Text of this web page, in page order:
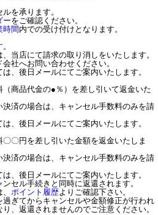
を承ります。
ーをご確認ください。
時間 内での受け付けとなります。
当店にて請求の取り消しをいたします。
社へお問い合わせください。
、後日メールにてご案内いたします。
商品代金の●％）を差し引いて返金いた
済の場合は、キャンセル手数料のみを請
、後日メールにてご案内いたします。
〇円を差し引いた金額を返金いたしま
済の場合は、キャンセル手数料のみを請
、後日メールにてご案内いたします。
セル手続きと同時に返還されます。
ポイント履歴よりご確認下さい。
ぎてからキャンセルや金額修正が行われ
、返還されませんのでご注意ください。